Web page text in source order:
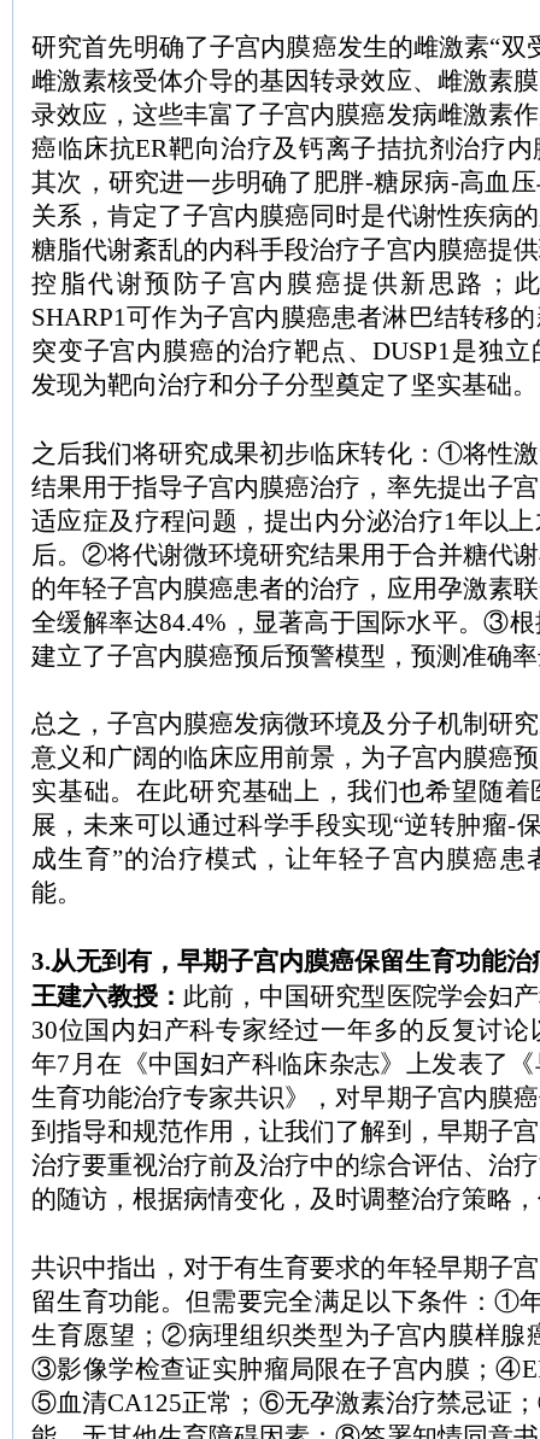
研究首先明确了子宫内膜癌发生的雌激素“双
雌激素核受体介导的基因转录效应、雌激素
录效应，这些丰富了子宫内膜癌发病雌激素
癌临床抗ER靶向治疗及钙离子拮抗剂治疗
其次，研究进一步明确了肥胖-糖尿病-高血
关系，肯定了子宫内膜癌同时是代谢性疾病
糖脂代谢紊乱的内科手段治疗子宫内膜癌提
控脂代谢预防子宫内膜癌提供新思路；
SHARP1可作为子宫内膜癌患者淋巴结转移
突变子宫内膜癌的治疗靶点、DUSP1是独
发现为靶向治疗和分子分型奠定了坚实基础。
之后我们将研究成果初步临床转化：①将性
结果用于指导子宫内膜癌治疗，率先提出子
适应症及疗程问题，提出内分泌治疗1年以
后。②将代谢微环境研究结果用于合并糖代
的年轻子宫内膜癌患者的治疗，应用孕激素
全缓解率达84.4%，显著高于国际水平。③
建立了子宫内膜癌预后预警模型，预测准确
总之，子宫内膜癌发病微环境及分子机制研
意义和广阔的临床应用前景，为子宫内膜癌
实基础。在此研究基础上，我们也希望随
展，未来可以通过科学手段实现“逆转肿瘤-
成生育”的治疗模式，让年轻子宫内膜癌患
能。
3.从无到有，早期子宫内膜癌保留生育功能
王建六教授： 此前，中国研究型医院学会妇
30位国内妇产科专家经过一年多的反复讨论
年7月在《中国妇产科临床杂志》上发表了
生育功能治疗专家共识》，对早期子宫内膜
到指导和规范作用，让我们了解到，早期子
治疗要重视治疗前及治疗中的综合评估、治
的随访，根据病情变化，及时调整治疗策略
共识中指出，对于有生育要求的年轻早期子
留生育功能。但需要完全满足以下条件：①
生育愿望；②病理组织类型为子宫内膜样腺
③影像学检查证实肿瘤局限在子宫内膜；
⑤血清CA125正常；⑥无孕激素治疗禁忌证